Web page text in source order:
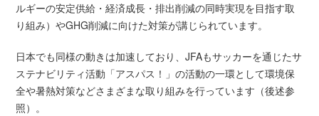
ルギーの安定供給・経済成長・排出削減の同時実現を目指す取
り組み）やGHG削減に向けた対策が講じられています。
日本でも同様の動きは加速しており、JFAもサッカーを通じたサ
ステナビリティ活動「アスパス！」の活動の一環として環境保
全や暑熱対策などさまざまな取り組みを行っています（後述参
照）。